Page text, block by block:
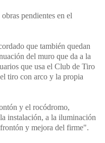
pendientes en el
que también quedan
del muro que da a la
que usa el Club de Tiro
tiro con arco y la propia
y el rocódromo,
instalación, a la iluminación
y mejora del firme".